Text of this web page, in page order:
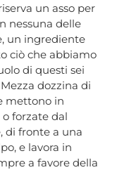
un asso per
nessuna delle
un ingrediente
ciò che abbiamo
di questi sei
dozzina di
mettono in
forzate dal
di fronte a una
e lavora in
a favore della